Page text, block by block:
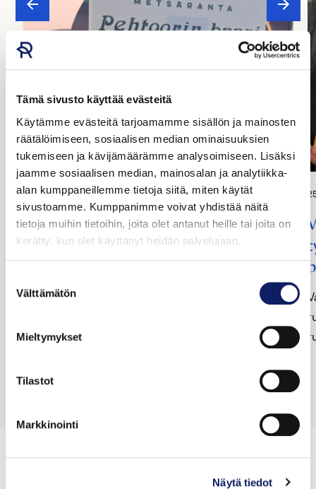
Tämä sivusto käyttää evästeitä
Käytämme evästeitä tarjoamamme sisällön ja mainosten
räätälöimiseen, sosiaalisen median ominaisuuksien
tukemiseen ja kävijämäärämme analysoimiseen. Lisäksi
jaamme sosiaalisen median, mainosalan ja analytiikka-
alan kumppaneillemme tietoja siitä, miten käytät
sivustoamme. Kumppanimme voivat yhdistää näitä
tietoja muihin tietoihin, joita olet antanut heille tai joita on
kerätty, kun olet käyttänyt heidän palvelujaan.
valinta
Välttämätön
Mieltymykset
Tilastot
Markkinointi
Näytä tiedot
3.7.2026 HYVÄN TEKIJÄT
Lähiruokaa vuosikymmenten
kokemuksella – Metsärannan Liha luottaa
menetelmiin
monipuolista lähiruokaa jo yli 30 vuoden ajan.